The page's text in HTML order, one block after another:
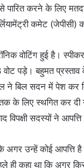
पारित करने के लिए
कमेट (जेपीसी)
वोटिंग हुई है।
पड़े। बहुमत
ने बिल सदन में पेश कर
तक के लिए स्थगित कर
सदस्यों ने
अगर उन्हें कोई आपत्ति है
ही कहा था कि अगर